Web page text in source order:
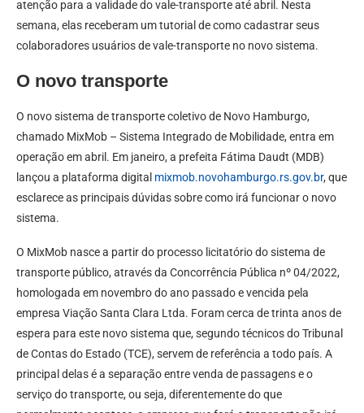
atenção para a validade do vale-transporte até abril. Nesta
semana, elas receberam um tutorial de como cadastrar seus
colaboradores usuários de vale-transporte no novo sistema.
O novo transporte
O novo sistema de transporte coletivo de Novo Hamburgo,
chamado MixMob – Sistema Integrado de Mobilidade, entra em
operação em abril. Em janeiro, a prefeita Fátima Daudt (MDB)
lançou a plataforma digital mixmob.novohamburgo.rs.gov.br, que
esclarece as principais dúvidas sobre como irá funcionar o novo
sistema.
O MixMob nasce a partir do processo licitatório do sistema de
transporte público, através da Concorrência Pública nº 04/2022,
homologada em novembro do ano passado e vencida pela
empresa Viação Santa Clara Ltda. Foram cerca de trinta anos de
espera para este novo sistema que, segundo técnicos do Tribunal
de Contas do Estado (TCE), servem de referência a todo país. A
principal delas é a separação entre venda de passagens e o
serviço do transporte, ou seja, diferentemente do que